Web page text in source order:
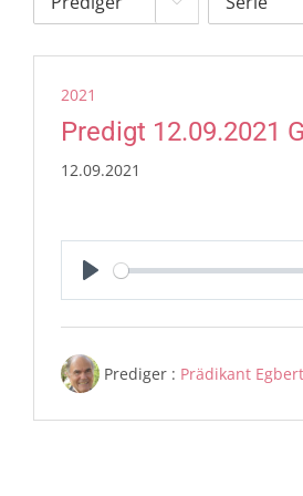
2021
Predigt 12.09.2021
12.09.2021
Play
Prediger : Prädikant